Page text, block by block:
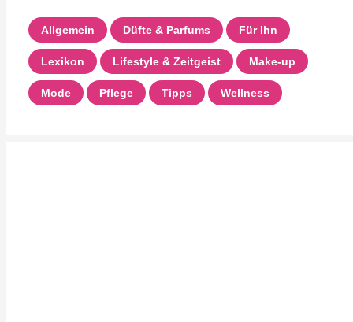
Allgemein Düfte & Parfums Für Ihn
Lexikon Lifestyle & Zeitgeist Make-up
Mode Pflege Tipps Wellness